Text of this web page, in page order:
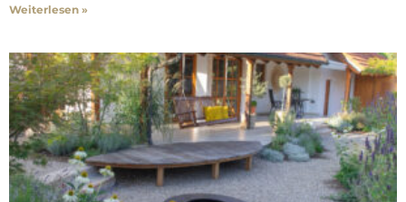
Weiterlesen »